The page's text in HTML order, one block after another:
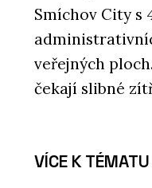
Smíchov City s
veřejných
čekají slibné
VÍCE K TÉMATU